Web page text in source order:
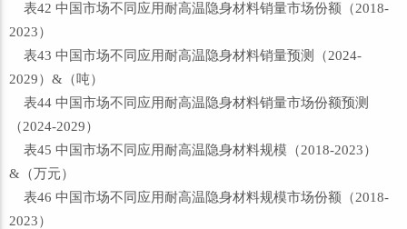
表42 中国市场不同应用耐高温隐身材料销量市场份额（2018-
2023）
表43 中国市场不同应用耐高温隐身材料销量预测（2024-
2029）&（吨）
表44 中国市场不同应用耐高温隐身材料销量市场份额预测
（2024-2029）
表45 中国市场不同应用耐高温隐身材料规模（2018-2023）
&（万元）
表46 中国市场不同应用耐高温隐身材料规模市场份额（2018-
2023）